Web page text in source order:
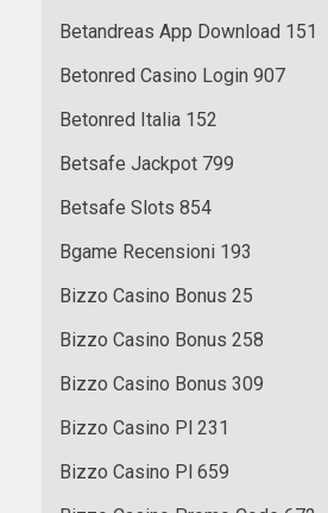
Betandreas App Download 151
Betonred Casino Login 907
Betonred Italia 152
Betsafe Jackpot 799
Betsafe Slots 854
Bgame Recensioni 193
Bizzo Casino Bonus 25
Bizzo Casino Bonus 258
Bizzo Casino Bonus 309
Bizzo Casino Pl 231
Bizzo Casino Pl 659